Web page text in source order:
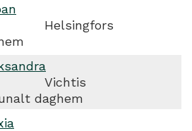
Helsingfors
Vichtis
daghem